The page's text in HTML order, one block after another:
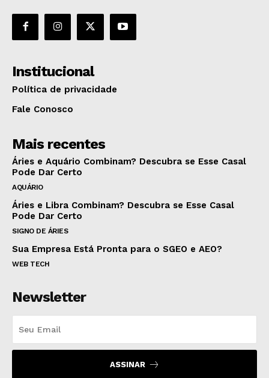
Institucional
Política de privacidade
Fale Conosco
Mais recentes
Áries e Aquário Combinam? Descubra se Esse Casal
Pode Dar Certo
AQUÁRIO
Áries e Libra Combinam? Descubra se Esse Casal
Pode Dar Certo
SIGNO DE ÁRIES
Sua Empresa Está Pronta para o SGEO e AEO?
WEB TECH
Newsletter
ASSINAR